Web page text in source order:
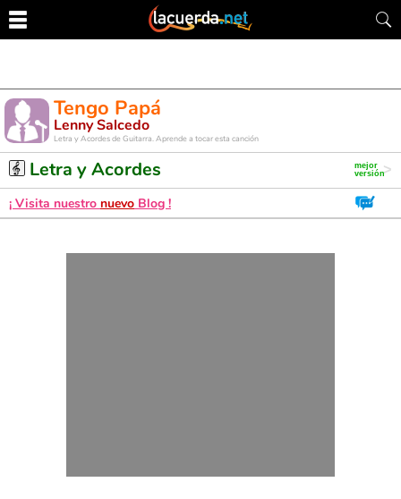
Tengo Papá
Lenny Salcedo
Letra y Acordes de Guitarra. Aprende a tocar esta canción
Letra y Acordes
¡ Visita nuestro nuevo Blog !